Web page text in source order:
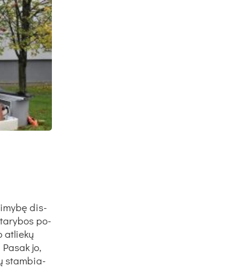
dis­
po­
at­liekų
jo,
stam­bia­